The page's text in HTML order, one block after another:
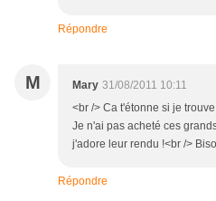
Répondre
M Mary 31/08/2011 10:11
<br /> Ca t'étonne si je
Je n'ai pas acheté ces
j'adore leur rendu !<br />
Répondre